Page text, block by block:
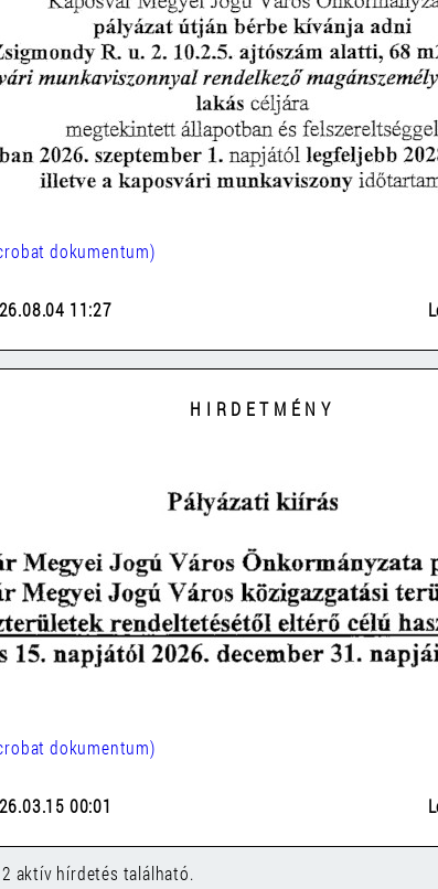
dokumentum)
11:27
H I R D E T M É N Y
dokumentum)
00:01
aktív hírdetés található.